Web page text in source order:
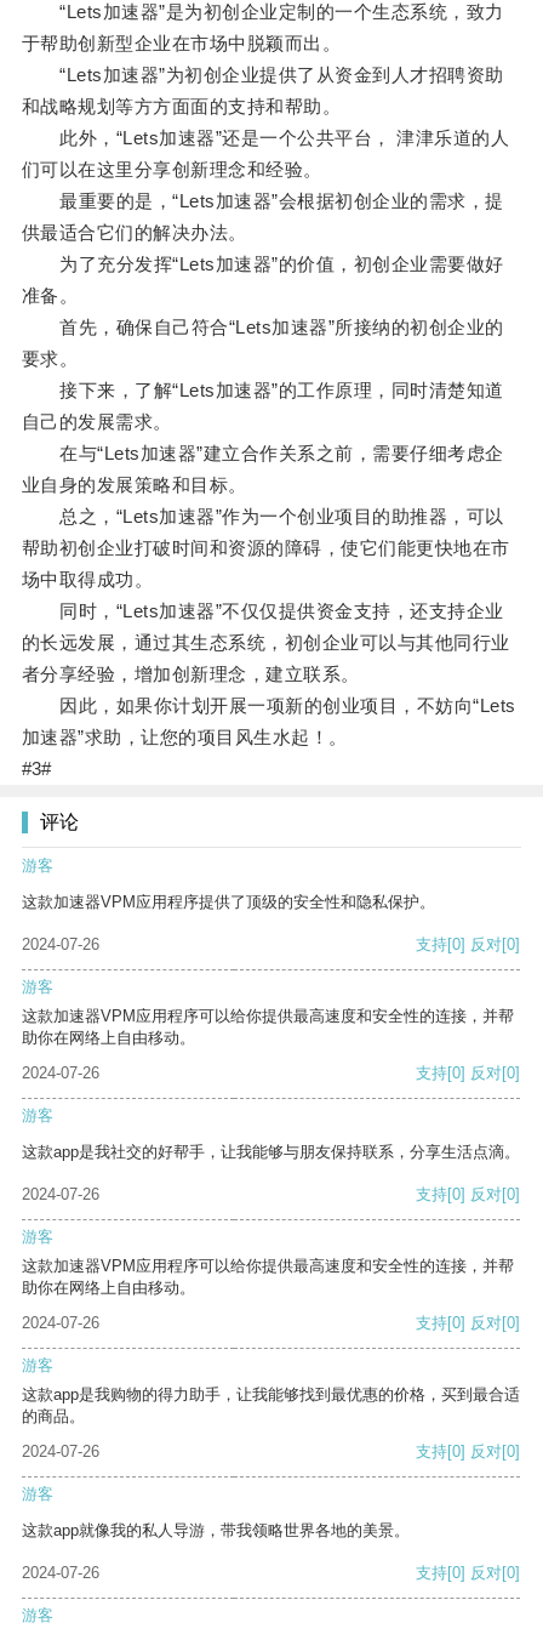
“Lets加速器”是为初创企业定制的一个生态系统，致力
于帮助创新型企业在市场中脱颖而出。
“Lets加速器”为初创企业提供了从资金到人才招聘资助
和战略规划等方方面面的支持和帮助。
此外，“Lets加速器”还是一个公共平台， 津津乐道的人
们可以在这里分享创新理念和经验。
最重要的是，“Lets加速器”会根据初创企业的需求，提
供最适合它们的解决办法。
为了充分发挥“Lets加速器”的价值，初创企业需要做好
准备。
首先，确保自己符合“Lets加速器”所接纳的初创企业的
要求。
接下来，了解“Lets加速器”的工作原理，同时清楚知道
自己的发展需求。
在与“Lets加速器”建立合作关系之前，需要仔细考虑企
业自身的发展策略和目标。
总之，“Lets加速器”作为一个创业项目的助推器，可以
帮助初创企业打破时间和资源的障碍，使它们能更快地在市
场中取得成功。
同时，“Lets加速器”不仅仅提供资金支持，还支持企业
的长远发展，通过其生态系统，初创企业可以与其他同行业
者分享经验，增加创新理念，建立联系。
因此，如果你计划开展一项新的创业项目，不妨向“Lets
加速器”求助，让您的项目风生水起！。
#3#
评论
游客
这款加速器VPM应用程序提供了顶级的安全性和隐私保护。
2024-07-26 支持[0] 反对[0]
游客
这款加速器VPM应用程序可以给你提供最高速度和安全性的连接，并帮
助你在网络上自由移动。
2024-07-26
支持[0] 反对[0]
游客
这款app是我社交的好帮手，让我能够与朋友保持联系，分享生活点滴。
2024-07-26 支持[0] 反对[0]
游客
这款加速器VPM应用程序可以给你提供最高速度和安全性的连接，并帮
助你在网络上自由移动。
2024-07-26
支持[0] 反对[0]
游客
这款app是我购物的得力助手，让我能够找到最优惠的价格，买到最合适
的商品。
2024-07-26
支持[0] 反对[0]
游客
这款app就像我的私人导游，带我领略世界各地的美景。
2024-07-26 支持[0] 反对[0]
游客